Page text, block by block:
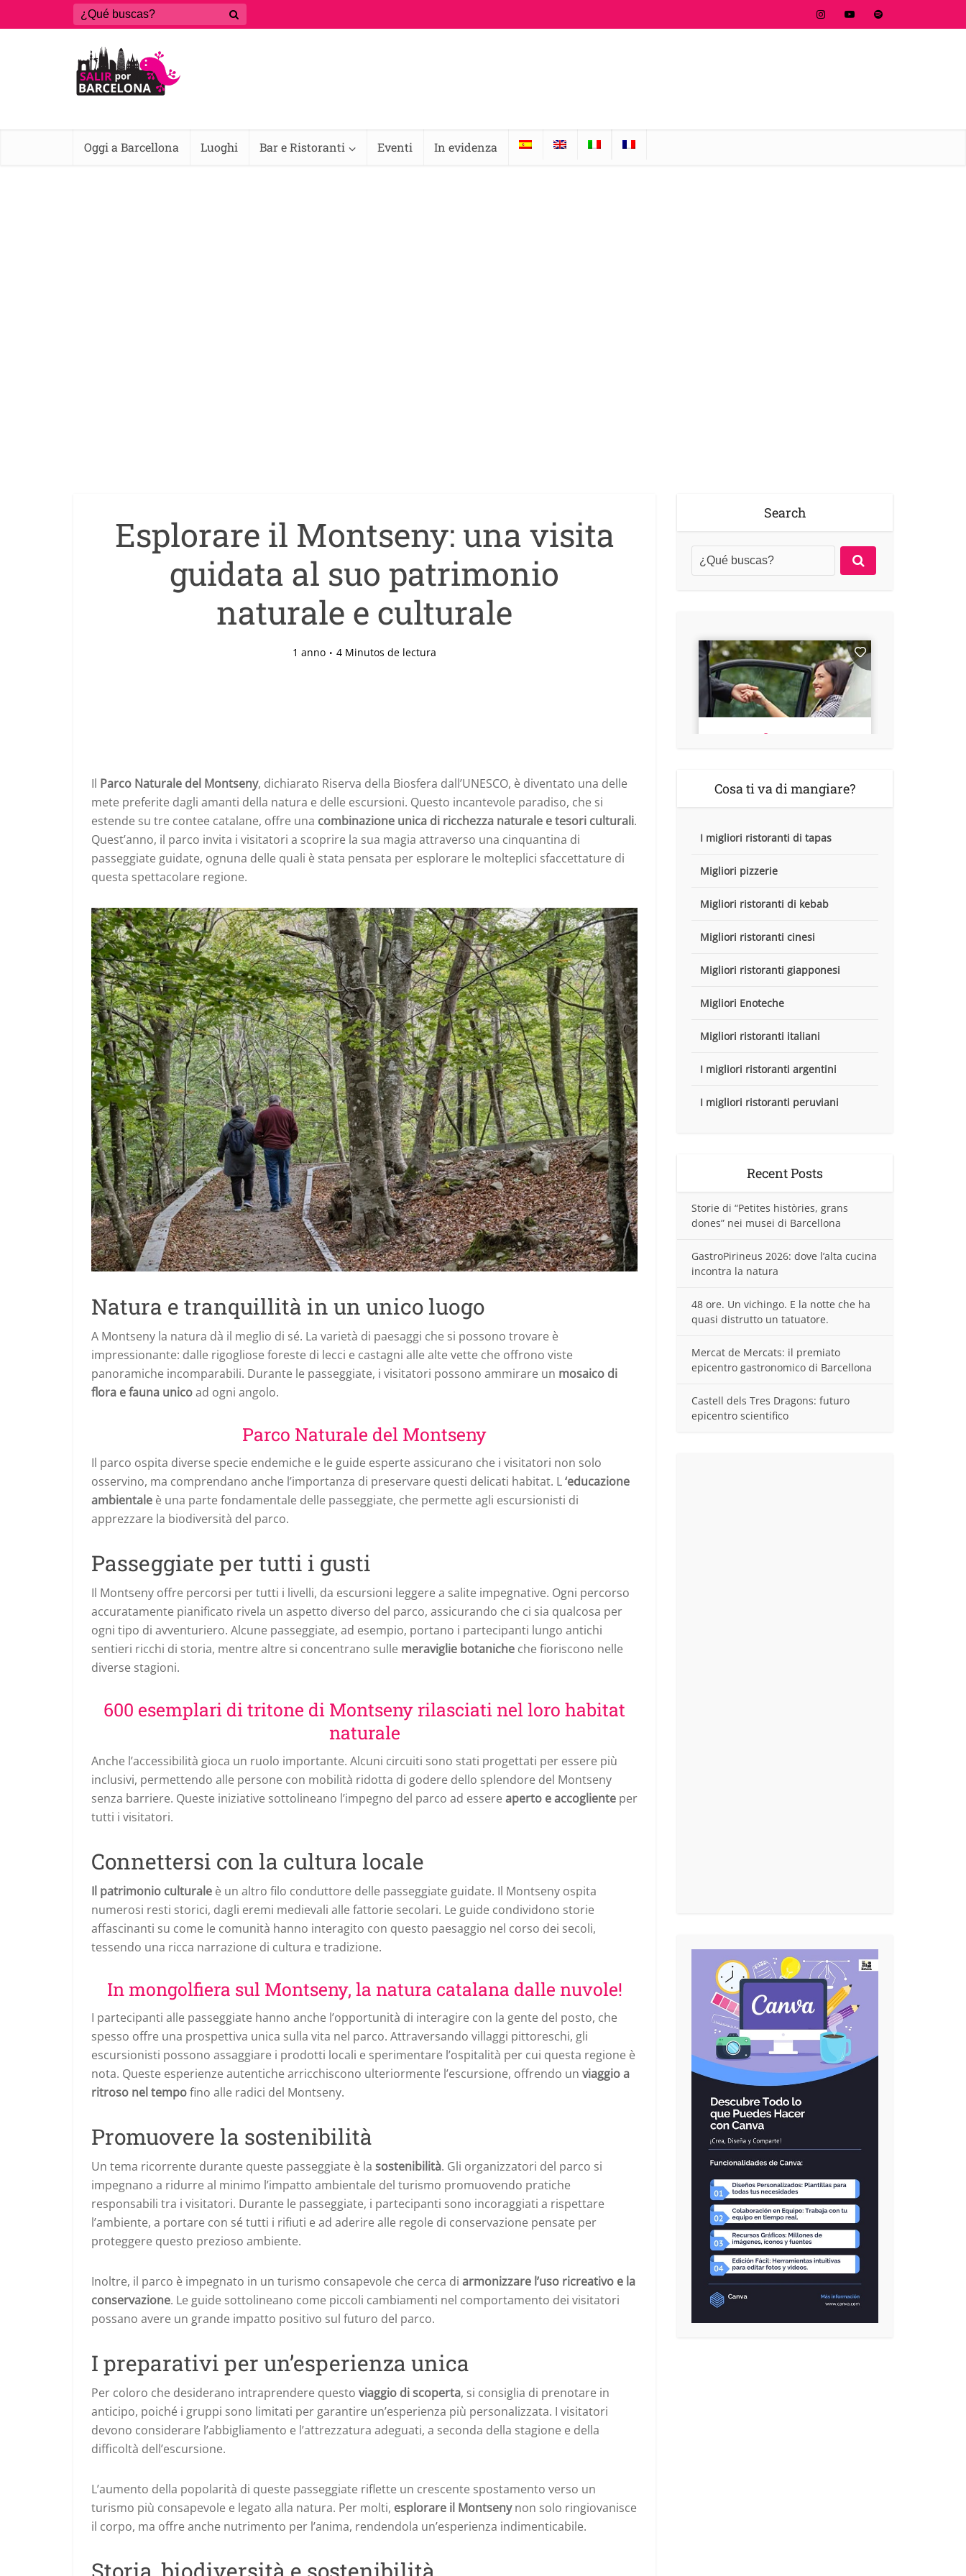
Oggi a Barcellona Luoghi Bar e Ristoranti Eventi In evidenza
Esplorare il Montseny: una visita
guidata al suo patrimonio
naturale e culturale
1 anno 4 Minutos de lectura
Il Parco Naturale del Montseny, dichiarato Riserva della Biosfera dall’UNESCO, è diventato una delle
mete preferite dagli amanti della natura e delle escursioni. Questo incantevole paradiso, che si
estende su tre contee catalane, offre una combinazione unica di ricchezza naturale e tesori culturali.
Quest’anno, il parco invita i visitatori a scoprire la sua magia attraverso una cinquantina di
passeggiate guidate, ognuna delle quali è stata pensata per esplorare le molteplici sfaccettature di
questa spettacolare regione.
Natura e tranquillità in un unico luogo
A Montseny la natura dà il meglio di sé. La varietà di paesaggi che si possono trovare è
impressionante: dalle rigogliose foreste di lecci e castagni alle alte vette che offrono viste
panoramiche incomparabili. Durante le passeggiate, i visitatori possono ammirare un mosaico di
flora e fauna unicoad ogni angolo.
Parco Naturale del Montseny
Il parco ospita diverse specie endemiche e le guide esperte assicurano che i visitatori non solo
osservino, ma comprendano anche l’importanza di preservare questi delicati habitat. L‘educazione
ambientale è una parte fondamentale delle passeggiate, che permette agli escursionisti di
apprezzare la biodiversità del parco.
Passeggiate per tutti i gusti
Il Montseny offre percorsi per tutti i livelli, da escursioni leggere a salite impegnative. Ogni percorso
accuratamente pianificato rivela un aspetto diverso del parco, assicurando che ci sia qualcosa per
ogni tipo di avventuriero. Alcune passeggiate, ad esempio, portano i partecipanti lungo antichi
sentieri ricchi di storia, mentre altre si concentrano sulle meraviglie botaniche che fioriscono nelle
diverse stagioni.
600 esemplari di tritone di Montseny rilasciati nel loro habitat
naturale
Anche l’accessibilità gioca un ruolo importante. Alcuni circuiti sono stati progettati per essere più
inclusivi, permettendo alle persone con mobilità ridotta di godere dello splendore del Montseny
senza barriere. Queste iniziative sottolineano l’impegno del parco ad essere aperto e accogliente per
tutti i visitatori.
Connettersi con la cultura locale
Il patrimonio culturale è un altro filo conduttore delle passeggiate guidate. Il Montseny ospita
numerosi resti storici, dagli eremi medievali alle fattorie secolari. Le guide condividono storie
affascinanti su come le comunità hanno interagito con questo paesaggio nel corso dei secoli,
tessendo una ricca narrazione di cultura e tradizione.
In mongolfiera sul Montseny, la natura catalana dalle nuvole!
I partecipanti alle passeggiate hanno anche l’opportunità di interagire con la gente del posto, che
spesso offre una prospettiva unica sulla vita nel parco. Attraversando villaggi pittoreschi, gli
escursionisti possono assaggiare i prodotti locali e sperimentare l’ospitalità per cui questa regione è
nota. Queste esperienze autentiche arricchiscono ulteriormente l’escursione, offrendo un viaggio a
ritroso nel tempofino alle radici del Montseny.
Promuovere la sostenibilità
Un tema ricorrente durante queste passeggiate è la sostenibilità. Gli organizzatori del parco si
impegnano a ridurre al minimo l’impatto ambientale del turismo promuovendo pratiche
responsabili tra i visitatori. Durante le passeggiate, i partecipanti sono incoraggiati a rispettare
l’ambiente, a portare con sé tutti i rifiuti e ad aderire alle regole di conservazione pensate per
proteggere questo prezioso ambiente.
Inoltre, il parco è impegnato in un turismo consapevole che cerca di armonizzare l’uso ricreativo e la
conservazione. Le guide sottolineano come piccoli cambiamenti nel comportamento dei visitatori
possano avere un grande impatto positivo sul futuro del parco.
I preparativi per un’esperienza unica
Per coloro che desiderano intraprendere questo viaggio di scoperta, si consiglia di prenotare in
anticipo, poiché i gruppi sono limitati per garantire un’esperienza più personalizzata. I visitatori
devono considerare l’abbigliamento e l’attrezzatura adeguati, a seconda della stagione e della
difficoltà dell’escursione.
L’aumento della popolarità di queste passeggiate riflette un crescente spostamento verso un
turismo più consapevole e legato alla natura. Per molti, esplorare il Montsenynon solo ringiovanisce
il corpo, ma offre anche nutrimento per l’anima, rendendola un’esperienza indimenticabile.
Search
Cosa ti va di mangiare?
I migliori ristoranti di tapas
Migliori pizzerie
Migliori ristoranti di kebab
Migliori ristoranti cinesi
Migliori ristoranti giapponesi
Migliori Enoteche
Migliori ristoranti italiani
I migliori ristoranti argentini
I migliori ristoranti peruviani
Recent Posts
Storie di “Petites històries, grans
dones” nei musei di Barcellona
GastroPirineus 2026: dove l’alta cucina
incontra la natura
48 ore. Un vichingo. E la notte che ha
quasi distrutto un tatuatore.
Mercat de Mercats: il premiato
epicentro gastronomico di Barcellona
Castell dels Tres Dragons: futuro
epicentro scientifico